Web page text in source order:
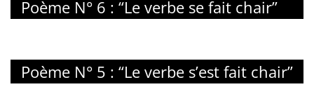
Poème N° 6 : “Le verbe se fait chair”
Poème N° 5 : “Le verbe s’est fait chair”